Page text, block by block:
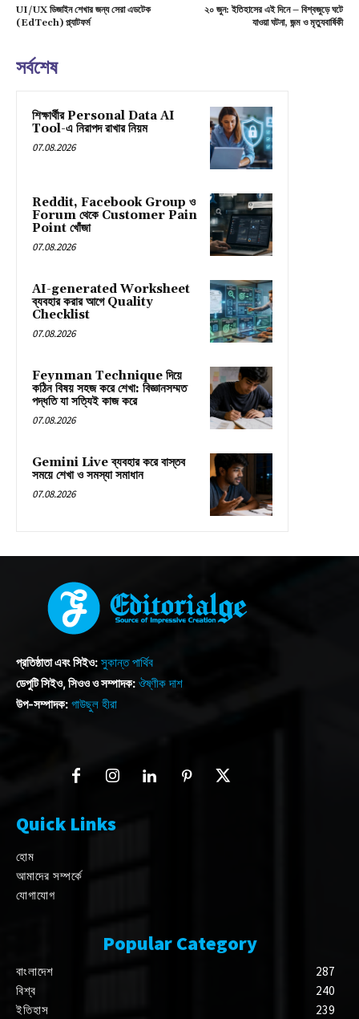
UI/UX ডিজাইন শেখার জন্য সেরা এডটেক
(EdTech) প্ল্যাটফর্ম
২০ জুন: ইতিহাসের এই দিনে – বিশ্বজুড়ে ঘটে
যাওয়া ঘটনা, জন্ম ও মৃত্যুবার্ষিকী
সর্বশেষ
শিক্ষার্থীর Personal Data AI
Tool-এ নিরাপদ রাখার নিয়ম
07.08.2026
Reddit, Facebook Group ও
Forum থেকে Customer Pain
Point খোঁজা
07.08.2026
AI-generated Worksheet
ব্যবহার করার আগে Quality
Checklist
07.08.2026
Feynman Technique দিয়ে
কঠিন বিষয় সহজ করে শেখা: বিজ্ঞানসম্মত
পদ্ধতি যা সত্যিই কাজ করে
07.08.2026
Gemini Live ব্যবহার করে বাস্তব
সময়ে শেখা ও সমস্যা সমাধান
07.08.2026
প্রতিষ্ঠাতা এবং সিইও: সুকান্ত পার্থিব
ডেপুটি সিইও, সিওও ও সম্পাদক: ঔষ্ণীক দাশ
উপ-সম্পাদক: গাউছুল হীরা
Quick Links
হোম
আমাদের সম্পর্কে
যোগাযোগ
Popular Category
বাংলাদেশ
287
বিশ্ব
240
ইতিহাস
239